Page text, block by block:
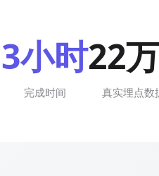
3小时
完成时间
22
真实埋点数